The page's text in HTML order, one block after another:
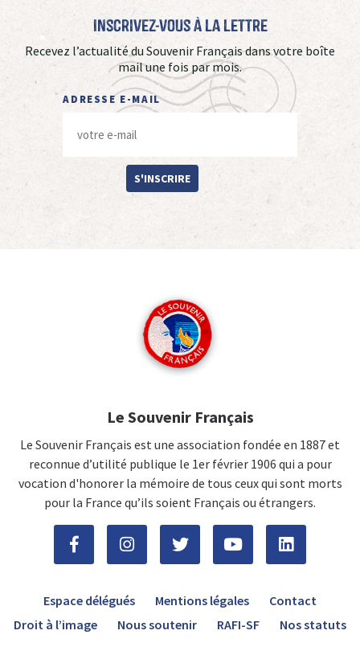
Inscrivez-vous à La Lettre
Recevez l’actualité du Souvenir Français dans votre boîte
mail une fois par mois.
ADRESSE E-MAIL
S'INSCRIRE
Le Souvenir Français
Le Souvenir Français est une association fondée en 1887 et
reconnue d’utilité publique le 1er février 1906 qui a pour
vocation d'honorer la mémoire de tous ceux qui sont morts
pour la France qu’ils soient Français ou étrangers.
Espace délégués Mentions légales
Contact
Droit à l’image
Nous soutenir RAFI-SF Nos statuts